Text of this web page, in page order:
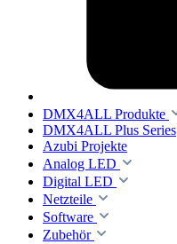
DMX4ALL Produkte
DMX4ALL Plus Series
Azubi Projekte
Analog LED
Digital LED
Netzteile
Software
Zubehör